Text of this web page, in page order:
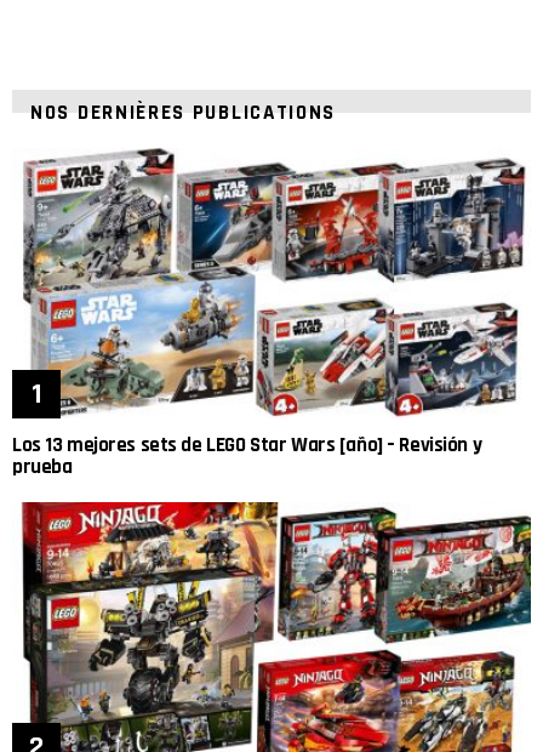
NOS DERNIÈRES PUBLICATIONS
Los 13 mejores sets de LEGO Star Wars [año] – Revisión y
prueba